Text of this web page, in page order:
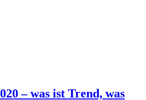
– was ist Trend, was